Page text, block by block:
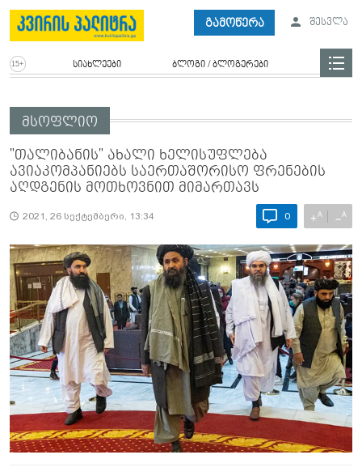
გამოწერა შესვლა
სიახლეები ბლოგი / ბლოგერები
მსოფლიო
"თალიბანის" ახალი ხელისუფლება
ავიაკომპანიებს საერთაშორისო ფრენების
აღდგენის მოთხოვნით მიმართავს
2021, 26 სექტემბერი, 13:34 0 +A −A